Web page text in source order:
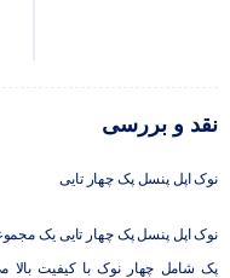
نقد و بررسی
نوک اپل پنسل پک چهار تایی
نوک اپل پنسل پک چهار تایی یک
پک شامل چهار نوک با کیفیت بالا